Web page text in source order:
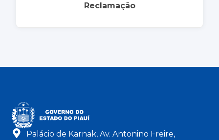
Reclamação
Palácio de Karnak, Av. Antonino Freire,